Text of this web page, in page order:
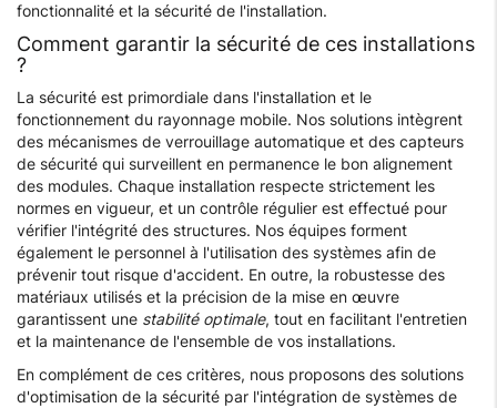
fonctionnalité et la sécurité de l'installation.
Comment garantir la sécurité de ces installations
?
La sécurité est primordiale dans l'installation et le
fonctionnement du rayonnage mobile. Nos solutions intègrent
des mécanismes de verrouillage automatique et des capteurs
de sécurité qui surveillent en permanence le bon alignement
des modules. Chaque installation respecte strictement les
normes en vigueur, et un contrôle régulier est effectué pour
vérifier l'intégrité des structures. Nos équipes forment
également le personnel à l'utilisation des systèmes afin de
prévenir tout risque d'accident. En outre, la robustesse des
matériaux utilisés et la précision de la mise en œuvre
garantissent une stabilité optimale, tout en facilitant l'entretien
et la maintenance de l'ensemble de vos installations.
En complément de ces critères, nous proposons des solutions
d'optimisation de la sécurité par l'intégration de systèmes de